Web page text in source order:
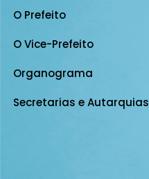
O Prefeito
O Vice-Prefeito
Organograma
Secretarias e Autarquias